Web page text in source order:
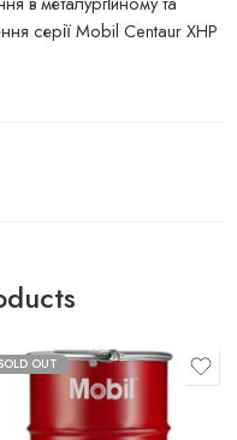
серії Mobil Centaur XHP
OUT